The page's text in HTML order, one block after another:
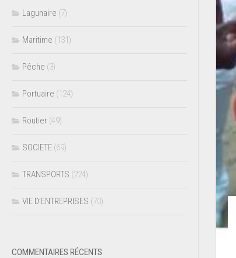
Lagunaire (7)
Maritime (131)
Pêche (3)
Portuaire (124)
Routier (49)
SOCIETE (69)
TRANSPORTS (224)
VIE D’ENTREPRISES (70)
COMMENTAIRES RÉCENTS